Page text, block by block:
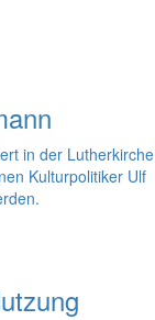
in der Lutherkirche
Kulturpolitiker Ulf